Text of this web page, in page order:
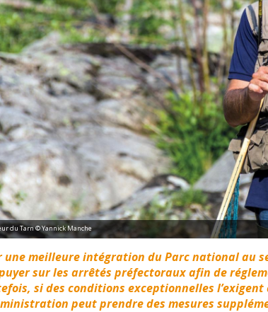
du Tarn © Yannick Manche
une meilleure intégration du Parc national au
sur les arrêtés préfectoraux afin de
si des conditions exceptionnelles l’exigent
peut prendre des mesures